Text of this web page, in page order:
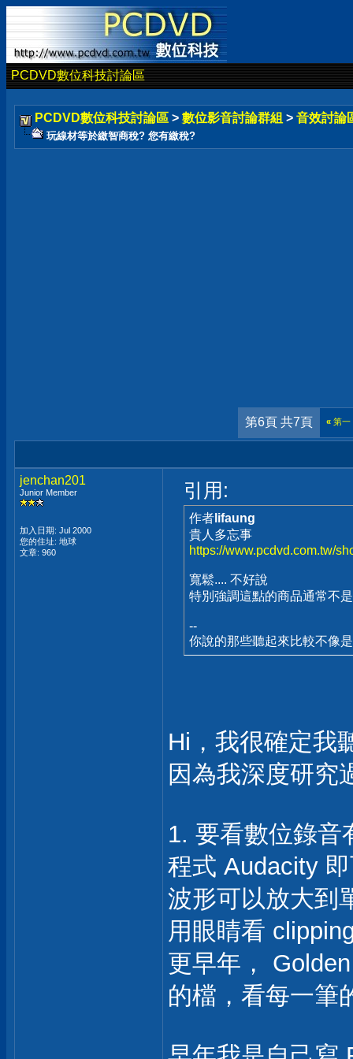
PCDVD數位科技討論區
PCDVD數位科技討論區 > 數位影音討論群組 > 音效討論
玩線材等於繳智商稅? 您有繳稅?
第6頁 共7頁 «第一
jenchan201
Junior Member
加入日期: Jul 2000
您的住址: 地球
文章: 960
引用:
作者 lifaung
貴人多忘事
https://www.pcdvd.com.tw/
寬鬆.... 不好說
特別強調這點的商品通常不
--
你說的那些聽起來比較不像
Hi，我很確定我
因為我深度研究
1. 要看數位錄音
程式 Audacity
波形可以放大到
用眼睛看
更早年，
的檔，看每一筆